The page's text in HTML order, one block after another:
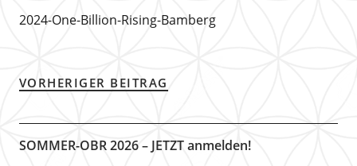
2024-One-Billion-Rising-Bamberg
VORHERIGER BEITRAG
SOMMER-OBR 2026 – JETZT anmelden!